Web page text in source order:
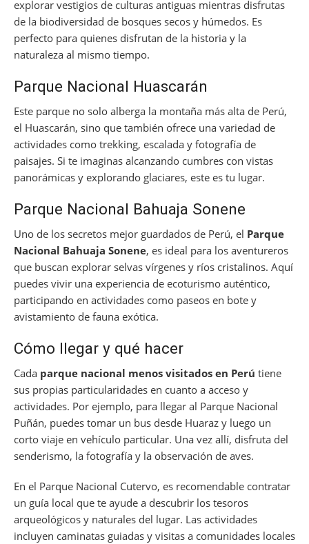
explorar vestigios de culturas antiguas mientras disfrutas
de la biodiversidad de bosques secos y húmedos. Es
perfecto para quienes disfrutan de la historia y la
naturaleza al mismo tiempo.
Parque Nacional Huascarán
Este parque no solo alberga la montaña más alta de Perú,
el Huascarán, sino que también ofrece una variedad de
actividades como trekking, escalada y fotografía de
paisajes. Si te imaginas alcanzando cumbres con vistas
panorámicas y explorando glaciares, este es tu lugar.
Parque Nacional Bahuaja Sonene
Uno de los secretos mejor guardados de Perú, el Parque
Nacional Bahuaja Sonene, es ideal para los aventureros
que buscan explorar selvas vírgenes y ríos cristalinos. Aquí
puedes vivir una experiencia de ecoturismo auténtico,
participando en actividades como paseos en bote y
avistamiento de fauna exótica.
Cómo llegar y qué hacer
Cada parque nacional menos visitados en Perú tiene
sus propias particularidades en cuanto a acceso y
actividades. Por ejemplo, para llegar al Parque Nacional
Puñán, puedes tomar un bus desde Huaraz y luego un
corto viaje en vehículo particular. Una vez allí, disfruta del
senderismo, la fotografía y la observación de aves.
En el Parque Nacional Cutervo, es recomendable contratar
un guía local que te ayude a descubrir los tesoros
arqueológicos y naturales del lugar. Las actividades
incluyen caminatas guiadas y visitas a comunidades locales